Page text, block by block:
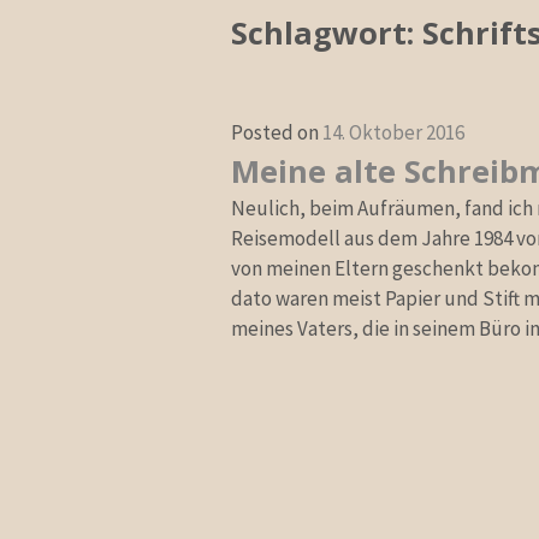
Schlagwort:
Posted on 14. Oktober 2016
Meine alte
Neulich, beim Aufräumen, fand
Reisemodell aus dem Jahre 1984
von meinen Eltern geschenkt
dato waren meist Papier und Stift
meines Vaters, die in seinem Büro